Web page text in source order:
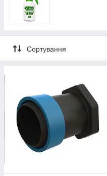
Сортування